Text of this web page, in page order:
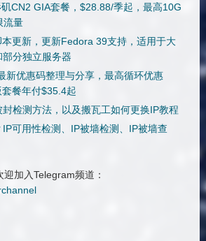
CN2 GIA套餐，$28.88/季起，最高10G
流量
更新，更新Fedora 39支持，适用于大
分独立服务器
新优惠码整理与分享，最高循环优惠
餐年付$35.4起
检测方法，以及搬瓦工如何更换IP教程
可用性检测、IP被墙检测、IP被墙查
加入Telegram频道：